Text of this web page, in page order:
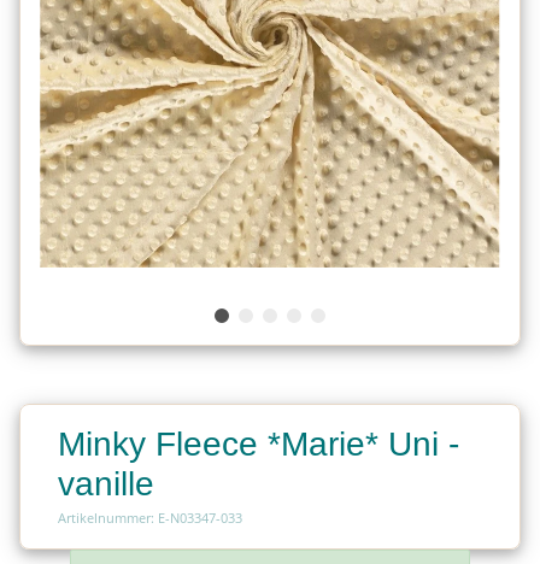
Minky Fleece *Marie* Uni -
vanille
Artikelnummer: E-N03347-033